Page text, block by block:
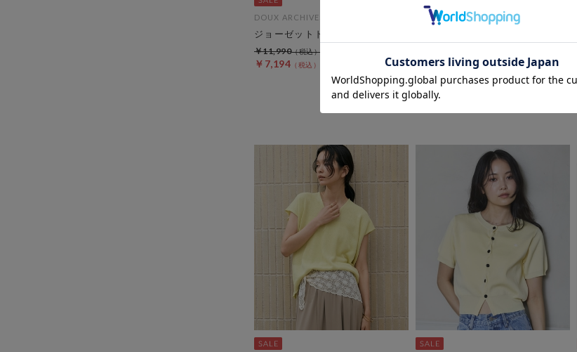
DOUX ARCHIVES
ジョーゼットドルマンシャツ
￥7,194
￥11,990
archives
期間限定タイムセールSALE価格から更に
10%OFF! 8/10 10:00まで
￥2,970
￥6,600